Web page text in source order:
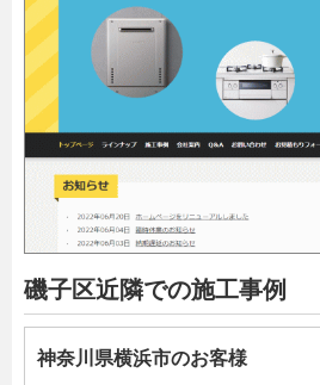
磯子区近隣での施工事例
神奈川県横浜市のお客様